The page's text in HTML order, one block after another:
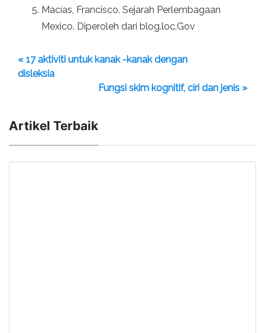
Macías, Francisco. Sejarah Perlembagaan
Mexico. Diperoleh dari blog.loc.Gov
« 17 aktiviti untuk kanak -kanak dengan
disleksia
Fungsi skim kognitif, ciri dan jenis »
Artikel Terbaik